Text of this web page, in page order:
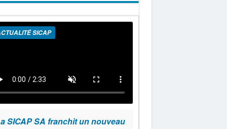
SICAP
SICAP SA franchit un nouveau